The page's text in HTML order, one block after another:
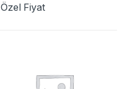
Özel Fiyat